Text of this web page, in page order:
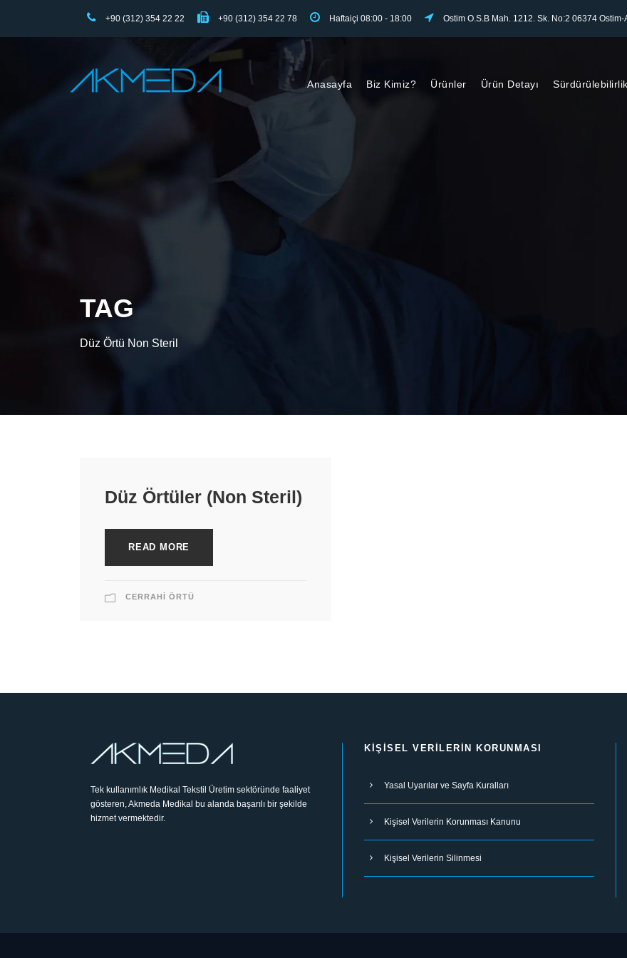
+90 (312) 354 22 22 +90 (312) 354 22 78 Haftaiçi 08:00 - 18:00 Ostim O.S.B Mah. 1212. Sk. No:2 06374 Ostim-
Anasayfa Biz Kimiz? Ürünler Ürün Detayı Sürdürülebilirlik
TAG
Düz Örtü Non Steril
Düz Örtüler (Non Steril)
READ MORE
CERRAHI ÖRTÜ
Tek kullanımlık Medikal Tekstil Üretim sektöründe faaliyet
gösteren, Akmeda Medikal bu alanda başarılı bir şekilde
hizmet vermektedir.
KIŞISEL VERILERIN KORUNMASI
Yasal Uyarılar ve Sayfa Kuralları
Kişisel Verilerin Korunması Kanunu
Kişisel Verilerin Silinmesi